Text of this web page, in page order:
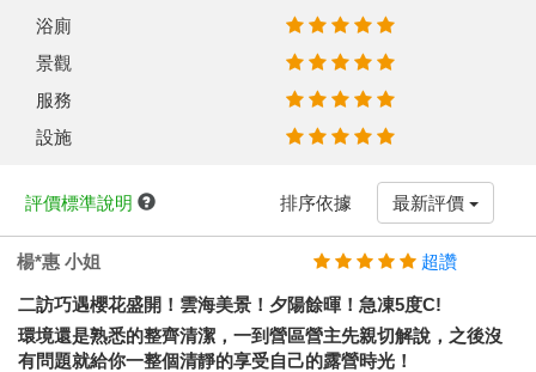
浴廁
景觀
服務
設施
評價標準說明 排序依據 最新評價
楊*惠 小姐 超讚
二訪巧遇櫻花盛開！雲海美景！夕陽餘暉！急凍5度C!
環境還是熟悉的整齊清潔，一到營區營主先親切解說，之後沒
有問題就給你一整個清靜的享受自己的露營時光！